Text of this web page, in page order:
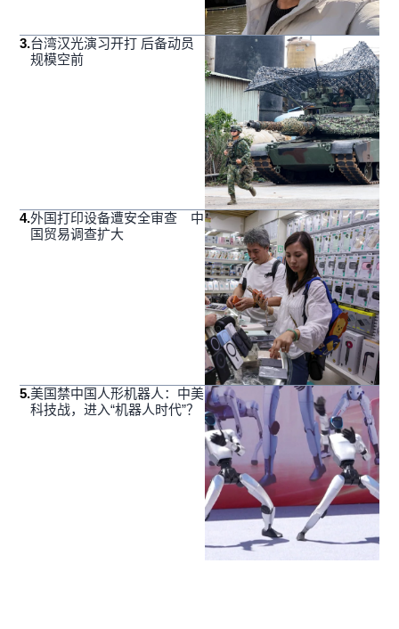
3.台湾汉光演习开打 后备动员
规模空前
4.外国打印设备遭安全审查 中
国贸易调查扩大
5.美国禁中国人形机器人：中美
科技战，进入“机器人时代”？